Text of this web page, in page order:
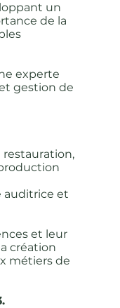
un
de la
experte
gestion de
restauration,
auditrice et
et leur
création
métiers de